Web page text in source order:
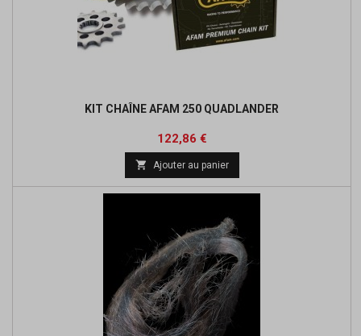
KIT CHAÎNE AFAM 250 QUADLANDER
Prix
122,86 €
 Ajouter au panier